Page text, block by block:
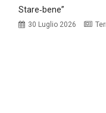
Stare‑bene”
30 Luglio 2026